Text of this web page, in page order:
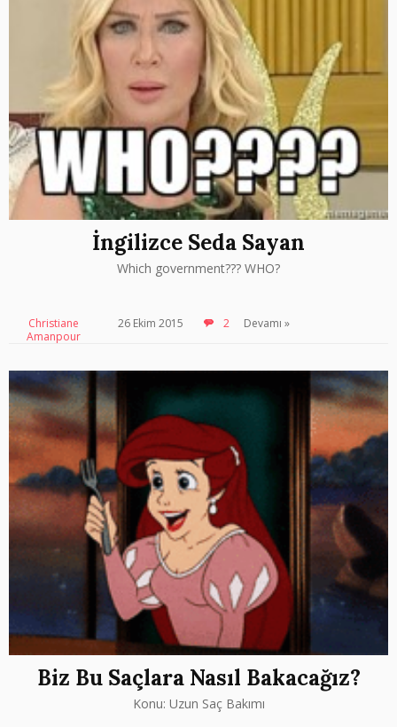
İngilizce Seda Sayan
Which government??? WHO?
Christiane
Amanpour
26 Ekim 2015 2 Devamı »
Biz Bu Saçlara Nasıl Bakacağız?
Konu: Uzun Saç Bakımı